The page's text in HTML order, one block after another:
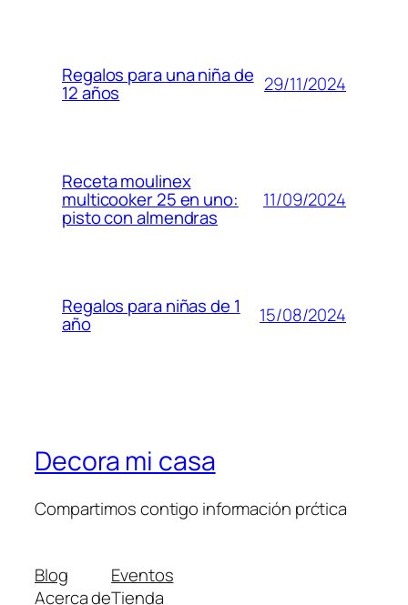
Regalos para una niña de
12 años 29/11/2024
Receta moulinex
multicooker 25 en uno:
pisto con almendras
11/09/2024
Regalos para niñas de 1
año 15/08/2024
Decora mi casa
Compartimos contigo información prćtica
Blog
Acerca de
Eventos
Tienda